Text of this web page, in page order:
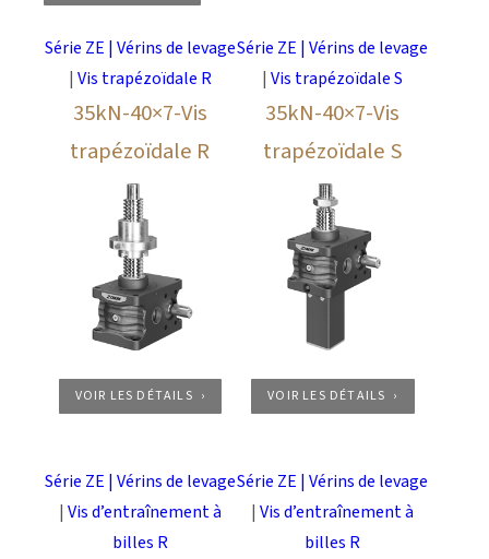
Série ZE | Vérins de levage
| Vis trapézoïdale R
35kN-40×7-Vis
trapézoïdale R
VOIR LES DÉTAILS
Série ZE | Vérins de levage
|Vis trapézoïdale S
35kN-40×7-Vis
trapézoïdale S
VOIR LES DÉTAILS
Série ZE | Vérins de levage
| Vis d’entraînement à
billes R
Série ZE | Vérins de levage
|Vis d’entraînement à
billes R